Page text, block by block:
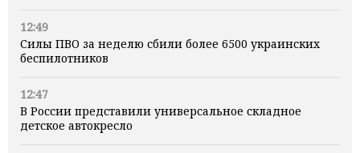
12:49
Силы ПВО за неделю сбили более 6500 украинских
беспилотников
12:47
В России представили универсальное складное
детское автокресло